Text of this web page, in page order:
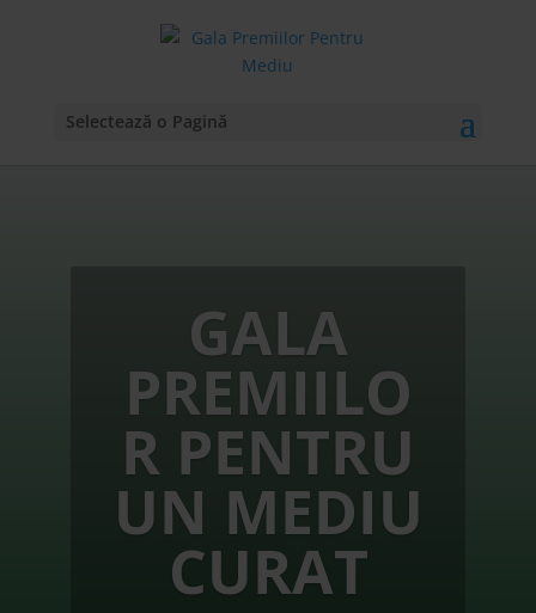
Selectează o Pagină
GALA
PREMIILO
R PENTRU
UN MEDIU
CURAT